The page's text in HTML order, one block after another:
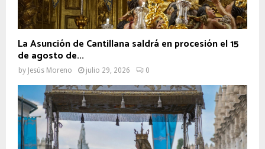
La Asunción de Cantillana saldrá en procesión el 15
de agosto de...
by Jesús Moreno julio 29, 2026 0